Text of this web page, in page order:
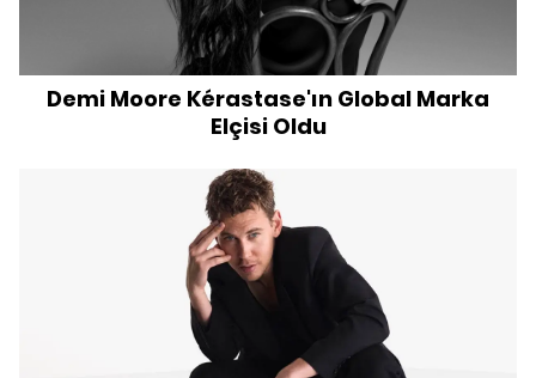
Demi Moore Kérastase'ın Global Marka
Elçisi Oldu